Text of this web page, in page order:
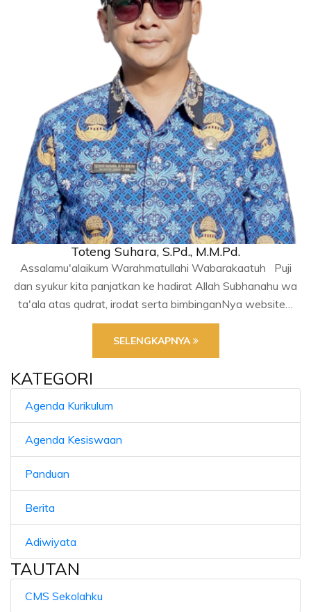
Toteng Suhara, S.Pd., M.M.Pd.
Assalamu'alaikum Warahmatullahi Wabarakaatuh Puji
dan syukur kita panjatkan ke hadirat Allah Subhanahu wa
ta'ala atas qudrat, irodat serta bimbinganNya website…
SELENGKAPNYA
KATEGORI
Agenda Kurikulum
Agenda Kesiswaan
Panduan
Berita
Adiwiyata
TAUTAN
CMS Sekolahku